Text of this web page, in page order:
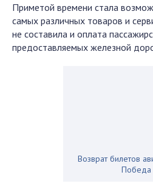
Приметой времени стала
самых различных товаров и
не составила и оплата
предоставляемых железной
Возврат билетов
Победа